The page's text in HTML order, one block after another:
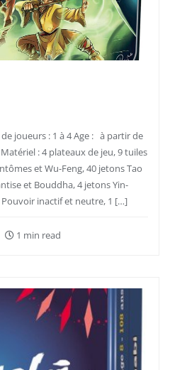
joueurs : 1 à 4 Age : à partir de
: 4 plateaux de jeu, 9 tuiles
et Wu-Feng, 40 jetons Tao
et Bouddha, 4 jetons Yin-
inactif et neutre, 1 […]
1 min read